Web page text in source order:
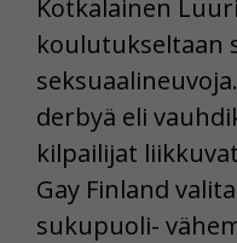
Kotkalainen
koulutukseltaan
derbyä eli
kilpailijat
Gay Finland
sukupuoli-